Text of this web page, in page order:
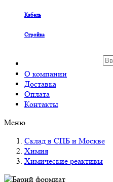
Кабель
Стройка
О компании
Доставка
Оплата
Контакты
Меню
Склад в СПБ и Москве
Химия
Химические реактивы